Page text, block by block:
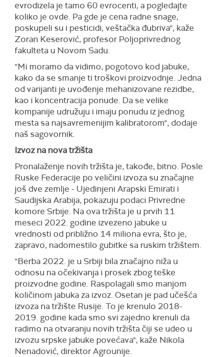
evrodizela je tamo 60 evrocenti, a pogledajte
koliko je ovde. Pa gde je cena radne snage,
poskupeli su i pesticidi, veštačka đubriva", kaže
Zoran Keserović, profesor Poljoprivrednog
fakulteta u Novom Sadu.
"Mi moramo da vidimo, pogotovo kod jabuke,
kako da se smanje ti troškovi proizvodnje. Jedna
od varijanti je uvođenje mehanizovane rezidbe,
kao i koncentracija ponude. Da se velike
kompanije udružuju i imaju ponudu iz jednog
mesta sa najsavremenijim kalibratorom", dodaje
naš sagovornik.
Izvoz na nova tržišta
Pronalaženje novih tržišta je, takođe, bitno. Posle
Ruske Federacije po veličini izvoza su značajne
još dve zemlje - Ujedinjeni Arapski Emirati i
Saudijska Arabija, pokazuju podaci Privredne
komore Srbije. Na ova tržišta je u prvih 11
meseci 2022. godine izvezeno jabuke u
vrednosti od približno 14 miliona evra, što je,
zapravo, nadomestilo gubitke sa ruskim tržištem.
"Berba 2022. je u Srbiji bila značajno niža u
odnosu na očekivanja i prosek zbog teške
proizvodne godine. Raspolagali smo manjom
količinom jabuka za izvoz. Osetan je pad učešća
izvoza na tržište Rusije. To je krenulo 2018-
2019. godine kada smo svi zajedno krenuli da
radimo na otvaranju novih tržišta čiji se udeo u
izvozu srpske jabuke povećava", kaže Nikola
Nenadović, direktor Agrounije.